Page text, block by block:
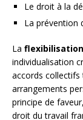
Le droit à la
La prévention
La flexibilisation
individualisation
accords collectifs
arrangements
principe de
droit du travail